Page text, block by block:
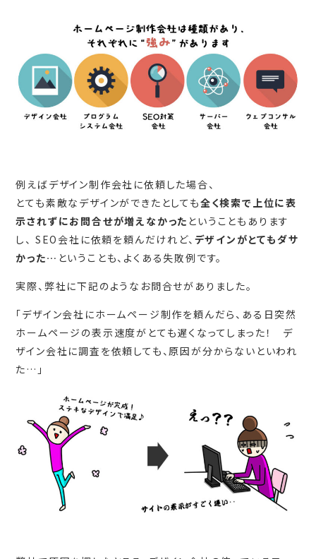
例えばデザイン制作会社に依頼した場合、
とても素敵なデザインができたとしても全く検索で上位に表
示されずにお問合せが増えなかった ということもあります
し、 SEO会社に依頼を頼んだけれど、 デザインがとてもダサ
かった… ということも、よくある失敗例です。
実際、弊社に下記のようなお問合せがありました。
「デザイン会社にホームページ制作を頼んだら、ある日突然
ホームページの表示速度がとても遅くなってしまった！ デ
ザイン会社に調査を依頼しても、原因が分からないといわれ
た…」